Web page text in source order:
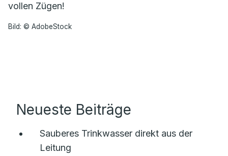
vollen Zügen!
Bild: © AdobeStock
Neueste Beiträge
Sauberes Trinkwasser direkt aus der
Leitung